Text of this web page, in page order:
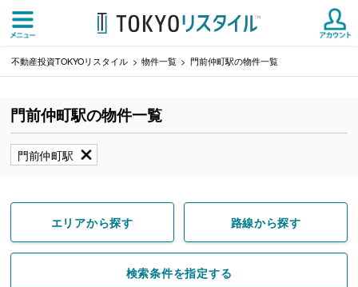
不動産投資TOKYOリスタイル 物件一覧 門前仲町駅の物件一覧
門前仲町駅の物件一覧
門前仲町駅
エリアから探す 路線から探す
検索条件を指定する